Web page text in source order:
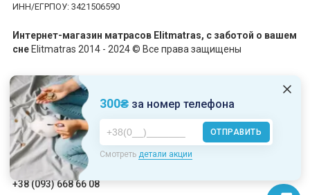
300₴за номер телефона
ОТПРАВИТЬ
Смотреть детали акции
ИНН/ЕГРПОУ: 3421506590
Интернет-магазин матрасов Elitmatras, c заботой о вашем
сне Elitmatras 2014 - 2024 © Все права защищены
Принимаем платежи
Пн-Пт: 10:00 - 19:00
Сб-Вс: 10:00 - 17:00
+38 (093) 668 66 08